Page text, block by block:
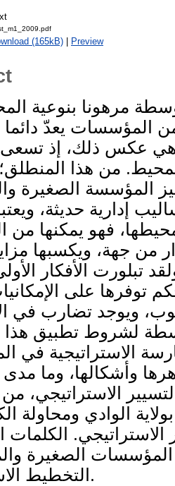
(165kB) | Preview
مرهونا بنوعية
من المؤسسات يعدّ
عكس ذلك، إذ تسعى
من هذا
المؤسسة الصغيرة
إدارية حديثة،
فهو يمكنها من
من جهة، ويكسبها
تبلورت الأفكار
على
ويوجد تضارب في
لشروط تطبيق هذا
الاستراتيجية في
وأشكالها، وما
الاستراتيجي، من
الوادي ومحاولة
الكلمات
المؤسسات الصغيرة
التخطيط الاستراتيجي.